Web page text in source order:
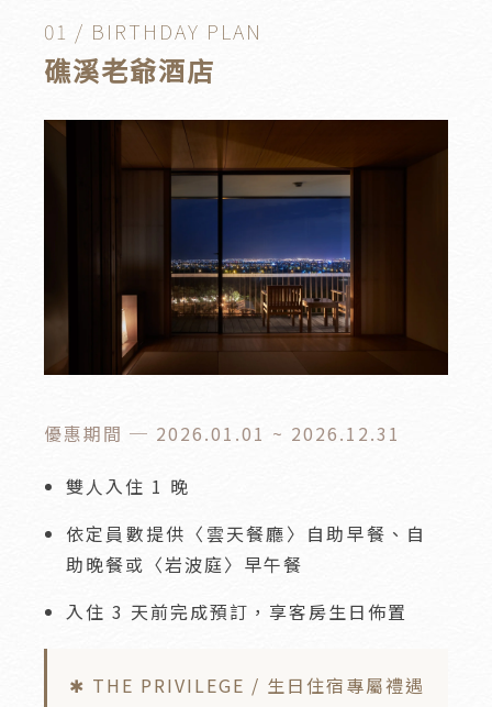
01 / BIRTHDAY PLAN
礁溪老爺酒店
優惠期間 ─ 2026.01.01 ~ 2026.12.31
雙人入住 1 晚
依定員數提供〈雲天餐廳〉自助早餐、自
助晚餐或〈岩波庭〉早午餐
入住 3 天前完成預訂，享客房生日佈置
✱ THE PRIVILEGE / 生日住宿專屬禮遇